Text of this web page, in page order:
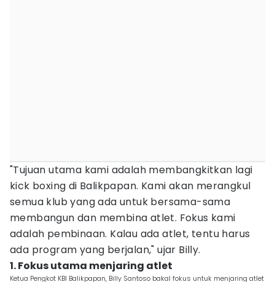
"Tujuan utama kami adalah membangkitkan lagi
kick boxing di Balikpapan. Kami akan merangkul
semua klub yang ada untuk bersama-sama
membangun dan membina atlet. Fokus kami
adalah pembinaan. Kalau ada atlet, tentu harus
ada program yang berjalan," ujar Billy.
1. Fokus utama menjaring atlet
Ketua Pengkot KBI Balikpapan, Billy Santoso bakal fokus untuk menjaring atlet